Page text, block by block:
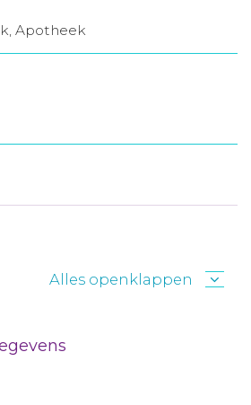
Apotheek
Alles openklappen